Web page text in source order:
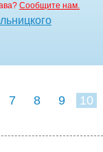
Сообщите нам.
7 8 9 10